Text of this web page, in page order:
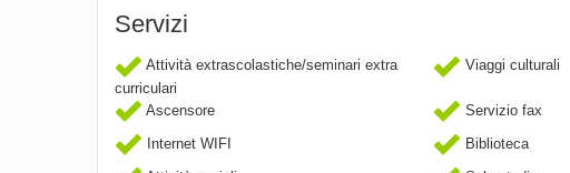
Servizi
Attività extrascolastiche/seminari extra
curriculari
Viaggi culturali
Ascensore Servizio fax
Internet WIFI
Biblioteca